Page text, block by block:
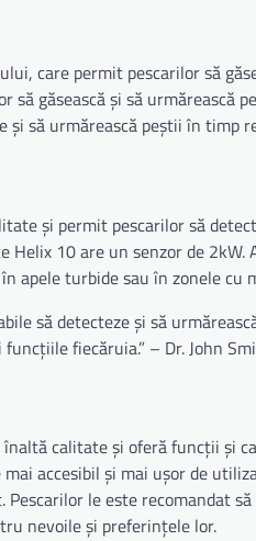
care permit pescarilor să
să găsească și să
și să urmărească peștii în timp
și permit pescarilor să
10 are un senzor de
apele turbide sau în zonele cu
să detecteze și să
fiecăruia.” – Dr. John
calitate și oferă funcții și
accesibil și mai ușor de
le este recomandat
nevoile și preferințele lor.